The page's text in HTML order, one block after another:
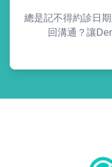
總是記不得約診日
回溝通？讓